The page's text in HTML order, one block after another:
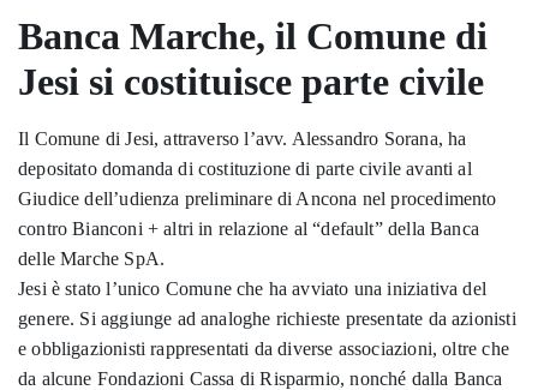
Banca Marche, il Comune di
Jesi si costituisce parte civile
Il Comune di Jesi, attraverso l’avv. Alessandro Sorana, ha
depositato domanda di costituzione di parte civile avanti al
Giudice dell’udienza preliminare di Ancona nel procedimento
contro Bianconi + altri in relazione al “default” della Banca
delle Marche SpA.
Jesi è stato l’unico Comune che ha avviato una iniziativa del
genere. Si aggiunge ad analoghe richieste presentate da azionisti
e obbligazionisti rappresentati da diverse associazioni, oltre che
da alcune Fondazioni Cassa di Risparmio, nonché dalla Banca